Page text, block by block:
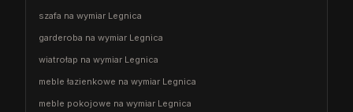
szafa na wymiar Legnica
garderoba na wymiar Legnica
wiatrołap na wymiar Legnica
meble łazienkowe na wymiar Legnica
meble pokojowe na wymiar Legnica